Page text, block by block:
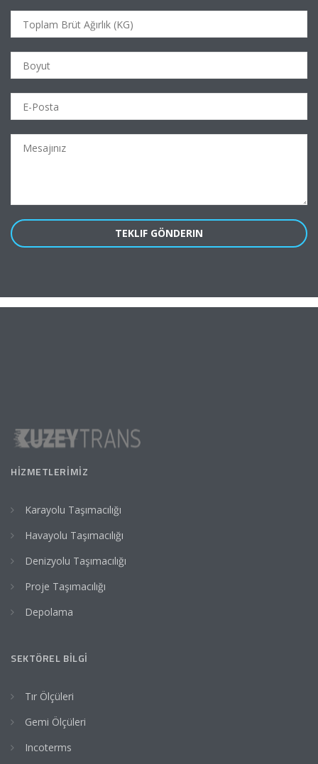
HIZMETLERIMIZ
Karayolu Taşımacılığı
Havayolu Taşımacılığı
Denizyolu Taşımacılığı
Proje Taşımacılığı
Depolama
SEKTÖREL BILGI
Tır Ölçüleri
Gemi Ölçüleri
Incoterms